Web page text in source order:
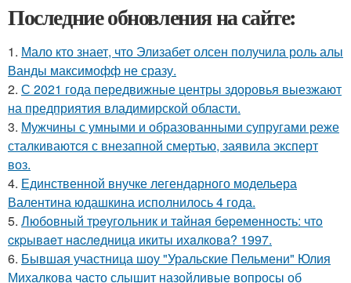
Последние обновления на сайте:
1. Мало кто знает, что Элизабет олсен получила роль алы
Ванды максимофф не сразу.
2. С 2021 года передвижные центры здоровья выезжают
на предприятия владимирской области.
3. Мужчины с умными и образованными супругами реже
сталкиваются с внезапной смертью, заявила эксперт
воз.
4. Единственной внучке легендарного модельера
Валентина юдашкина исполнилось 4 года.
5. Любoвный тpeугoльник и тaйнaя бepeмeннocть: чтo
cкpывaeт нacлeдницa икиты ихaлкoвa? 1997.
6. Бывшая участница шоу "Уральские Пельмени" Юлия
Михалкова часто слышит назойливые вопросы об